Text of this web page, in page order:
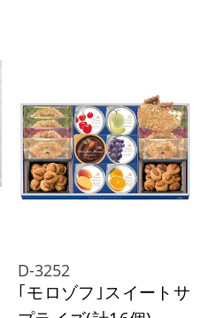
D-3252
｢モロゾフ｣スイートサ